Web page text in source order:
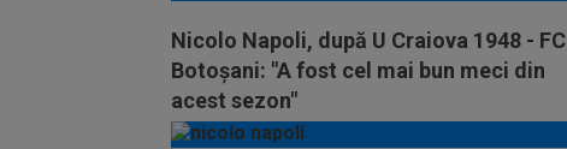
Nicolo Napoli, după U Craiova 1948 - FC
Botoșani: "A fost cel mai bun meci din
acest sezon"